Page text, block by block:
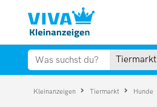
Tiermarkt
Kleinanzeigen Tiermarkt Hunde